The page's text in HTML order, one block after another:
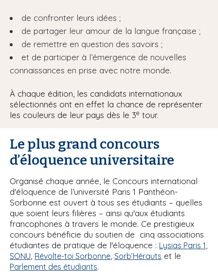
de confronter leurs idées ;
de partager leur amour de la langue française ;
de remettre en question des savoirs ;
et de participer à l’émergence de nouvelles
connaissances en prise avec notre monde.
À chaque édition, les candidats internationaux
sélectionnés ont en effet la chance de représenter
les couleurs de leur pays dès le 3e tour.
Le plus grand concours
d’éloquence universitaire
Organisé chaque année, le Concours international
d'éloquence de l’université Paris 1 Panthéon-
Sorbonne est ouvert à tous ses étudiants – quelles
que soient leurs filières – ainsi qu'aux étudiants
francophones à travers le monde. Ce prestigieux
concours bénéficie du soutien de cinq associations
étudiantes de pratique de l'éloquence : Lysias Paris 1
SONU Révolte-toi Sorbonne Sorb’Hérauts et le
Parlement des étudiants.